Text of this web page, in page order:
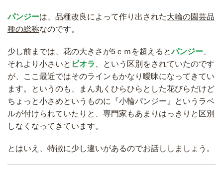
パンジーは、品種改良によって作り出された大輪の園芸品
種の総称なのです。
少し前までは、花の大きさが5ｃｍを超えるとパンジー、
それより小さいと ビオラ、という区別をされていたのです
が、ここ最近ではそのラインもかなり曖昧になってきてい
ます。というのも、まん丸くひらひらとした花びらだけど
ちょっと小さめというものに『小輪パンジー』というラベ
ルが付けられていたりと、専門家もあまりはっきりと区別
しなくなってきています。
とはいえ、特徴に少し違いがあるのでお話ししましょう。